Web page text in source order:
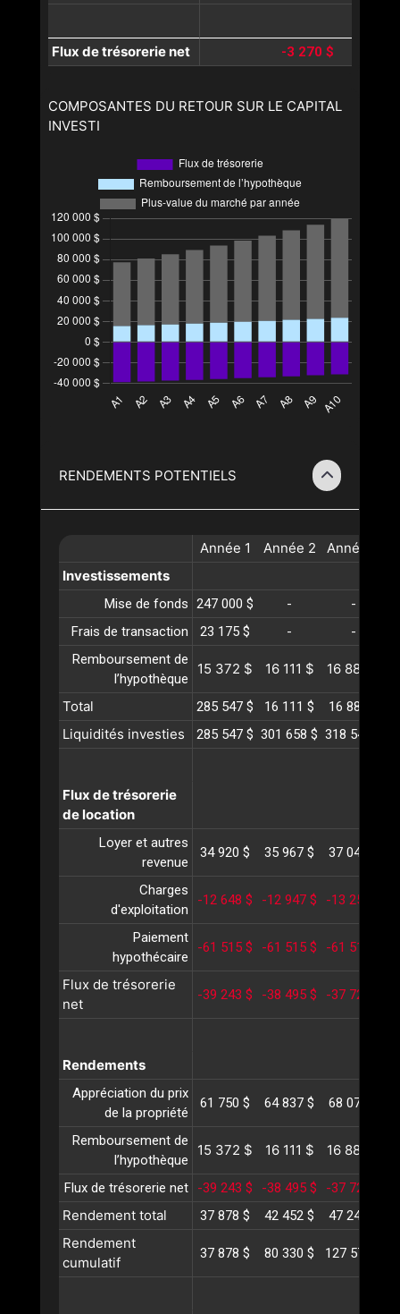
Flux de trésorerie net -3 270 $
COMPOSANTES DU RETOUR SUR LE CAPITAL
INVESTI
RENDEMENTS POTENTIELS
Année 1 Année 2 Année
Investissements
Mise de fonds 247 000 $ -
-
Frais de transaction
23 175 $ -
-
Remboursement de
l’hypothèque
15 372 $ 16 111 $ 16 885 $
Total 285 547 $ 16 111 $ 16 885 $
Liquidités investies 285 547 $ 301 658 $ 318 543 $
Flux de trésorerie
de location
Loyer et autres
revenue
34 920 $ 35 967 $ 37 046 $
Charges
d'exploitation
-12 648 $ -12 947 $ -13 254 $
Paiement
hypothécaire
-61 515 $ -61 515 $ -61 515 $
Flux de trésorerie
net
-39 243 $ -38 495 $ -37 724 $
Rendements
Appréciation du prix
de la propriété
61 750 $ 64 837 $ 68 079 $
Remboursement de
l’hypothèque
15 372 $ 16 111 $ 16 885 $
Flux de trésorerie net -39 243 $ -38 495 $ -37 724 $
Rendement total 37 878 $ 42 452 $ 47 240 $
Rendement
cumulatif
37 878 $ 80 330 $ 127 571 $